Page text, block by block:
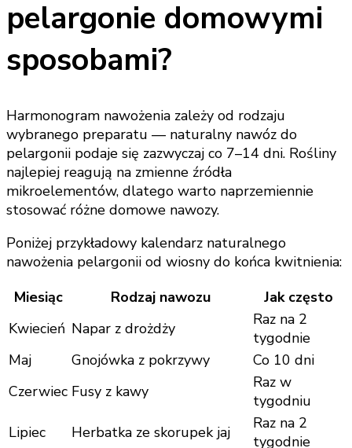
pelargonie domowymi
sposobami?
Harmonogram nawożenia zależy od rodzaju
wybranego preparatu — naturalny nawóz do
pelargonii podaje się zazwyczaj co 7–14 dni. Rośliny
najlepiej reagują na zmienne źródła
mikroelementów, dlatego warto naprzemiennie
stosować różne domowe nawozy.
Poniżej przykładowy kalendarz naturalnego
nawożenia pelargonii od wiosny do końca kwitnienia:
Miesiąc
Rodzaj nawozu
Jak często
Kwiecień Napar z drożdży
Raz na 2
tygodnie
Maj
Gnojówka z pokrzywy
Co 10 dni
Czerwiec Fusy z kawy
Raz w
tygodniu
Lipiec
Herbatka ze skorupek jaj
Raz na 2
tygodnie